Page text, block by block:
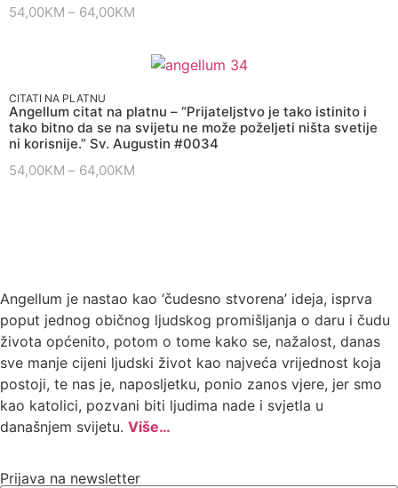
54,00KM – 64,00KM
CITATI NA PLATNU
Angellum citat na platnu – “Prijateljstvo je tako istinito i
tako bitno da se na svijetu ne može poželjeti ništa svetije
ni korisnije.” Sv. Augustin #0034
54,00KM – 64,00KM
Angellum je nastao kao ‘čudesno stvorena’ ideja, isprva
poput jednog običnog ljudskog promišljanja o daru i čudu
života općenito, potom o tome kako se, nažalost, danas
sve manje cijeni ljudski život kao najveća vrijednost koja
postoji, te nas je, naposljetku, ponio zanos vjere, jer smo
kao katolici, pozvani biti ljudima nade i svjetla u
današnjem svijetu. Više…
Prijava na newsletter